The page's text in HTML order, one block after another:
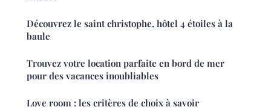
Découvrez le saint christophe, hôtel 4 étoiles à la
baule
Trouvez votre location parfaite en bord de mer
pour des vacances inoubliables
Love room : les critères de choix à savoir